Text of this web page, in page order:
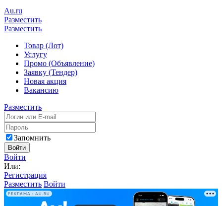
Au.ru
Разместить
Разместить
Товар (Лот)
Услугу
Промо (Объявление)
Заявку (Тендер)
Новая акция
Вакансию
Разместить
Запомнить
Войти
Войти
Или:
Регистрация
Разместить Войти
РЕКЛАМА • AU.RU